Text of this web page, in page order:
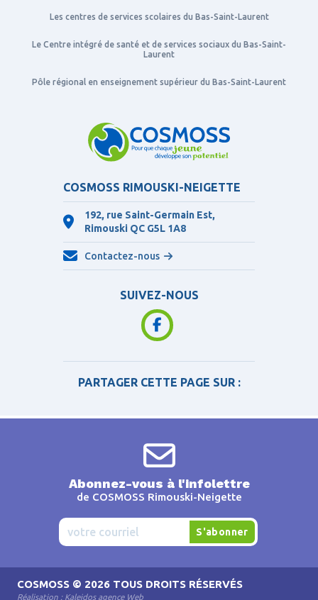
Les centres de services scolaires du Bas-Saint-Laurent
Le Centre intégré de santé et de services sociaux du Bas-Saint-
Laurent
Pôle régional en enseignement supérieur du Bas-Saint-Laurent
COSMOSS RIMOUSKI-NEIGETTE
192, rue Saint-Germain Est,
Rimouski QC G5L 1A8
Contactez-nous
SUIVEZ-NOUS
PARTAGER CETTE PAGE SUR :
Abonnez-vous à l'infolettre
de COSMOSS Rimouski-Neigette
COSMOSS© 2026 TOUS DROITS RÉSERVÉS
Réalisation : Kaleidos agence Web